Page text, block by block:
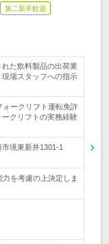
第二新卒歓迎
た飲料製品の出荷業
場スタッフへの指示
ォークリフト運転免許
ークリフトの実務経験
境東新井1301-1
を考慮の上決定しま